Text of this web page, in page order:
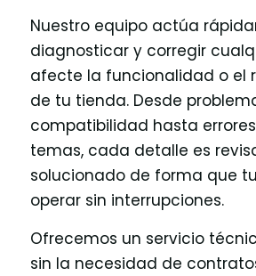
Nuestro equipo actúa
diagnosticar y corregir
afecte la funcionalidad o el
de tu tienda. Desde
compatibilidad hasta
temas, cada detalle es
solucionado de forma que
operar sin interrupciones.
Ofrecemos un servicio
sin la necesidad de